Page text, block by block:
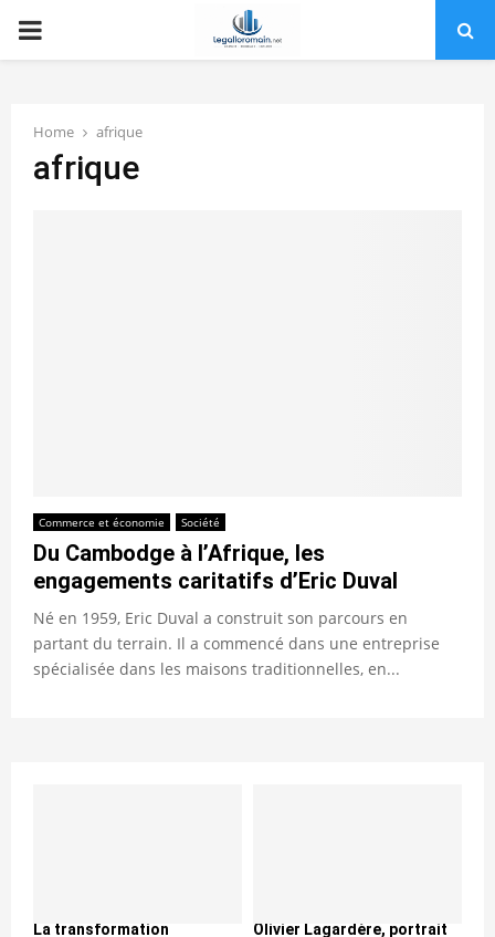
PRIMARY
Home afrique
afrique
Commerce et économie Société
Du Cambodge à l’Afrique, les
engagements caritatifs d’Eric Duval
Né en 1959, Eric Duval a construit son parcours en
partant du terrain. Il a commencé dans une entreprise
spécialisée dans les maisons traditionnelles, en...
La transformation
Olivier Lagardère, portrait